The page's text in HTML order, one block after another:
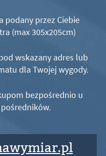
podany przez Ciebie
(max 305x205cm)
wskazany adres lub
dla Twojej wygody.
bezpośrednio u